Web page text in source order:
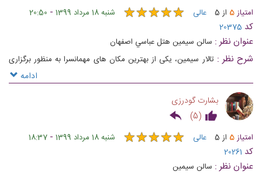
امتیاز5 از 5 عالی ★★★★★
★★★★★ شنبه 18 مرداد 1399 -
20:50
کد 20375
عنوان نظر : سالن سيمين هتل عباسي اصفهان
شرح نظر : تالار سیمین، یکی از بهترین مکان های مهمانسرا به منظور برگزاری
ادامه
بشارت گودرزی
(
5
)
امتیاز5 از 5 عالی ★★★★★
★★★★★ شنبه 18 مرداد 1399 -
18:37
کد 20261
عنوان نظر : سالن سیمین